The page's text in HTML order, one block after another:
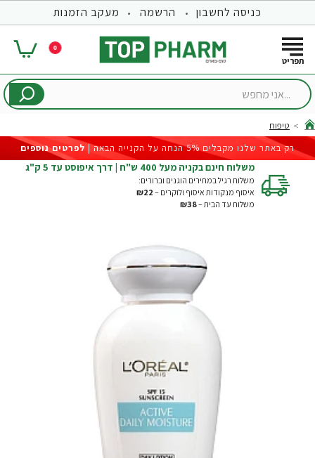
כניסה לחשבון הרשמה מעקב הזמנות
0
...אני
home
טיפוח
רק באתר שלנו מקבלים 5% הנחה על הקנייה הבאה |
לפרטים נוספים
משלוח חינם בקניה מעל 400 ש"ח | דרך איפוסט עד 5 ק"ג
משלוח רגיל במחירים הוגנים וברורים:
איסוף מנקודות איסוף ולוקרים – ₪22
משלוח עד הבית –₪38